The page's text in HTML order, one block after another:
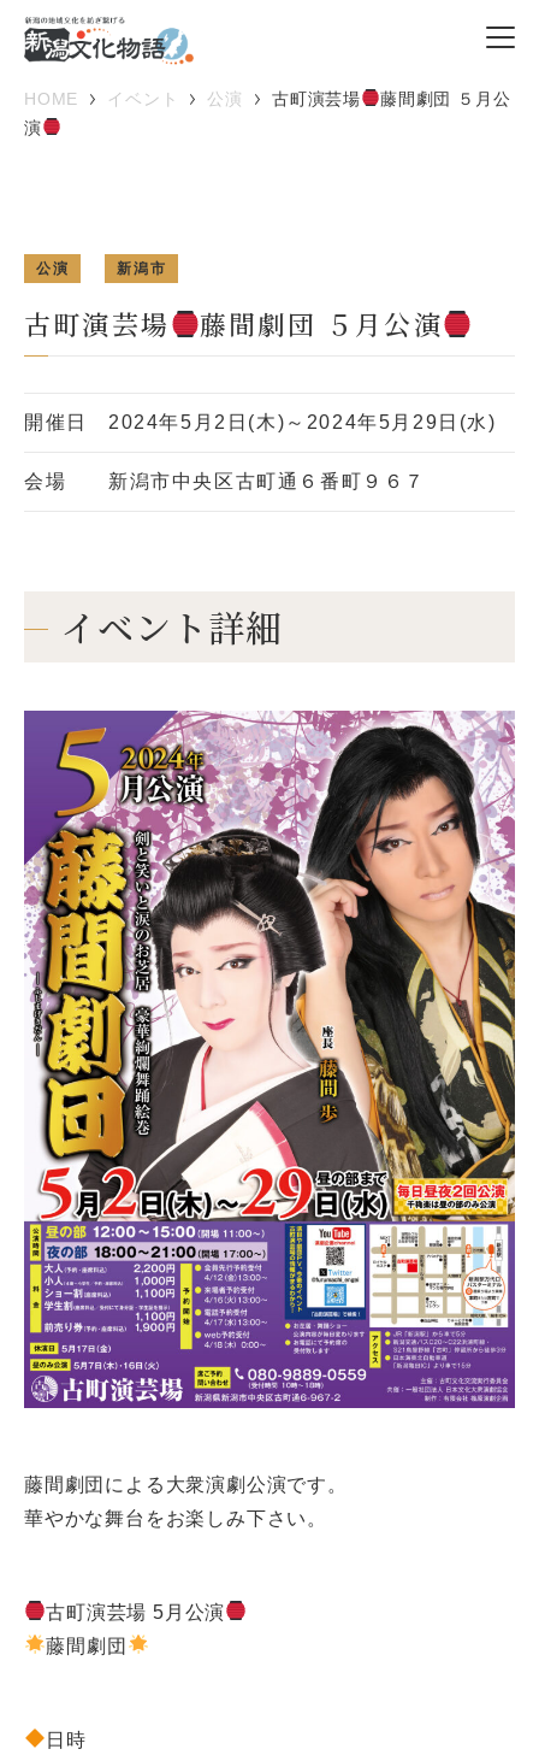
HOME イベント 公演 古町演芸場
藤間劇団 ５月公
演
公演 新潟市
古町演芸場 藤間劇団 ５月公演
開催日 2024年5月2日(木)～2024年5月29日(水)
会場 新潟市中央区古町通６番町９６７
イベント詳細
藤間劇団による大衆演劇公演です。
華やかな舞台をお楽しみ下さい。
古町演芸場 5月公演
藤間劇団
日時